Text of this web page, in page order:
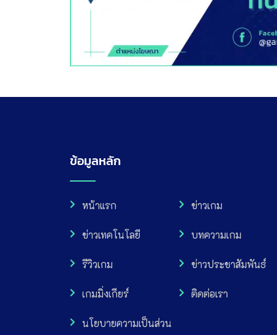
ข้อมูลหลัก
หน้าแรก ข่าวเกม
ข่าวเทคโนโลยี บทความเกม
รีวิวเกม ข่าวประชาสัมพันธ์
เกมมิ่งเกียร์ ติดต่อเรา
นโยบายความเป็นส่วน